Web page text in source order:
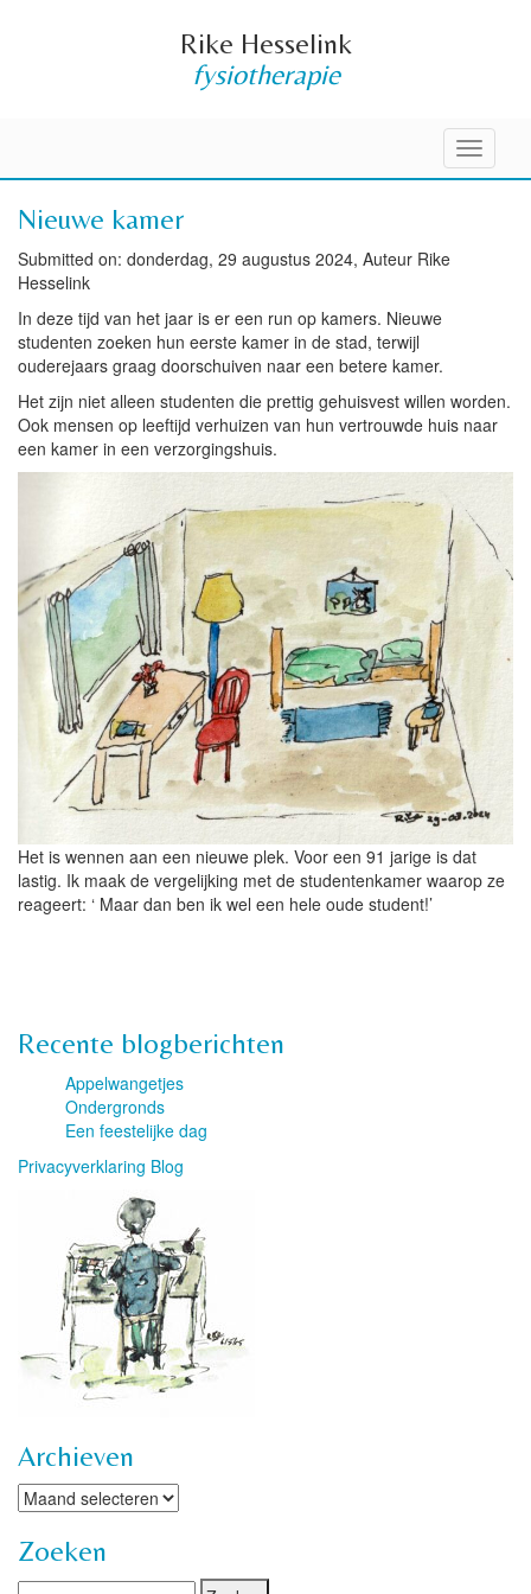
Rike Hesselink
fysiotherapie
Toggle
Nieuwe kamer
Submitted on: donderdag, 29 augustus 2024, Auteur Rike
Hesselink
In deze tijd van het jaar is er een run op kamers. Nieuwe
studenten zoeken hun eerste kamer in de stad, terwijl
ouderejaars graag doorschuiven naar een betere kamer.
Het zijn niet alleen studenten die prettig gehuisvest willen worden.
Ook mensen op leeftijd verhuizen van hun vertrouwde huis naar
een kamer in een verzorgingshuis.
Het is wennen aan een nieuwe plek. Voor een 91 jarige is dat
lastig. Ik maak de vergelijking met de studentenkamer waarop ze
reageert: ‘ Maar dan ben ik wel een hele oude student!’
Recente blogberichten
Appelwangetjes
Ondergronds
Een feestelijke dag
Privacyverklaring Blog
Archieven
Archieven
Zoeken